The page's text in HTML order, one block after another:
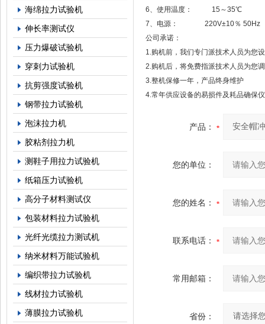
海绵拉力试验机
伸长率测试仪
压力爆破试验机
穿刺力试验机
抗剪强度试验机
钢带拉力试验机
泡沫拉力机
胶粘剂拉力机
测鞋子用拉力试验机
纸箱压力试验机
高分子材料测试仪
包装材料拉力试验机
光纤光缆拉力测试机
纳米材料万能试验机
编织带拉力试验机
线材拉力试验机
薄膜拉力试验机
6、使用温度： 15～35℃
7、电源： 220V±10％ 50Hz
公司承诺：
1.购机前，我们专门派技术人员为您
2.购机后，将免费指派技术人员为您
3.整机保修一年，产品终身维护
4.常年供应设备的易损件及耗品确保
产品：
您的单位：
您的姓名：
联系电话：
常用邮箱：
省份：